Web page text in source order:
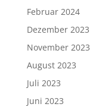
Februar 2024
Dezember 2023
November 2023
August 2023
Juli 2023
Juni 2023